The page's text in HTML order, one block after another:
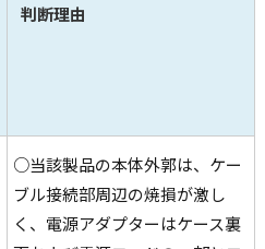
判断理由
○当該製品の本体外郭は、ケー
ブル接続部周辺の焼損が激し
く、電源アダプターはケース裏